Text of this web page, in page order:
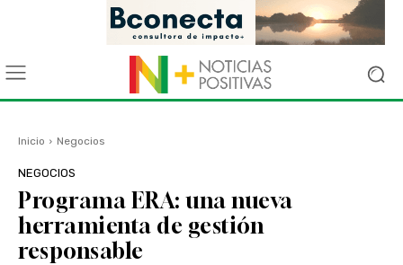
Inicio Negocios
NEGOCIOS
Programa ERA: una nueva
herramienta de gestión
responsable